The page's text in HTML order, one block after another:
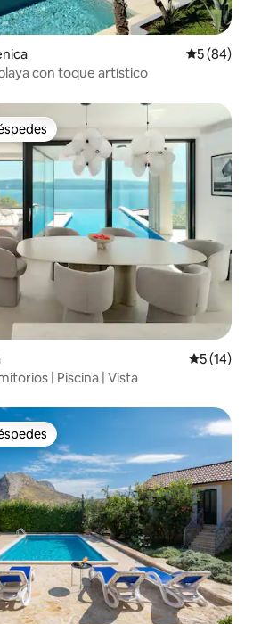
5 (84)
con toque artístico
entre huéspedes
5 (14)
| Piscina | Vista
entre huéspedes